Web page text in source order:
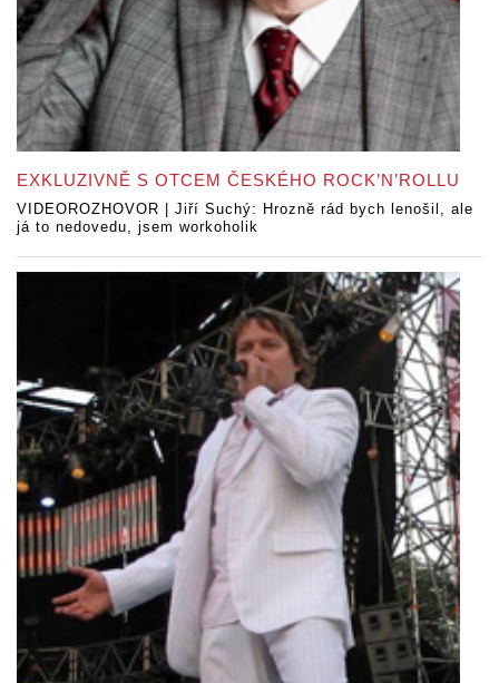
EXKLUZIVNĚ S OTCEM ČESKÉHO ROCK’N’ROLLU
VIDEOROZHOVOR | Jiří Suchý: Hrozně rád bych lenošil, ale
já to nedovedu, jsem workoholik